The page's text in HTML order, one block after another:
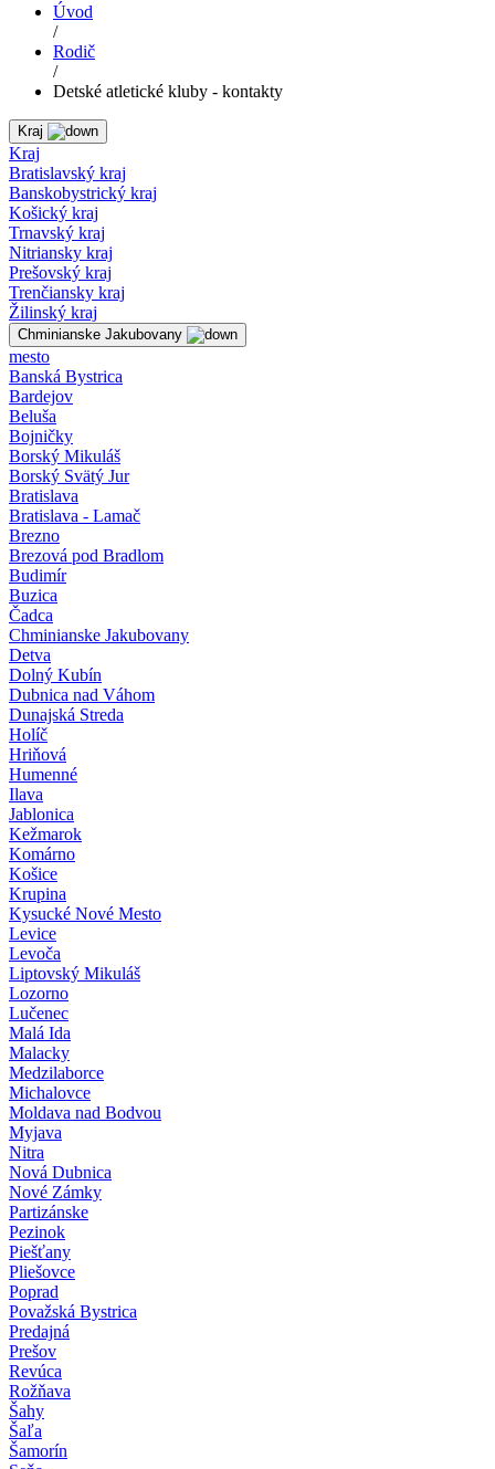
Úvod
/
Rodič
/
Detské atletické kluby - kontakty
Kraj
Kraj
Bratislavský kraj
Banskobystrický kraj
Košický kraj
Trnavský kraj
Nitriansky kraj
Prešovský kraj
Trenčiansky kraj
Žilinský kraj
Chminianske Jakubovany
mesto
Banská Bystrica
Bardejov
Beluša
Bojničky
Borský Mikuláš
Borský Svätý Jur
Bratislava
Bratislava - Lamač
Brezno
Brezová pod Bradlom
Budimír
Buzica
Čadca
Chminianske Jakubovany
Detva
Dolný Kubín
Dubnica nad Váhom
Dunajská Streda
Holíč
Hriňová
Humenné
Ilava
Jablonica
Kežmarok
Komárno
Košice
Krupina
Kysucké Nové Mesto
Levice
Levoča
Liptovský Mikuláš
Lozorno
Lučenec
Malá Ida
Malacky
Medzilaborce
Michalovce
Moldava nad Bodvou
Myjava
Nitra
Nová Dubnica
Nové Zámky
Partizánske
Pezinok
Piešťany
Pliešovce
Poprad
Považská Bystrica
Predajná
Prešov
Revúca
Rožňava
Šahy
Šaľa
Šamorín